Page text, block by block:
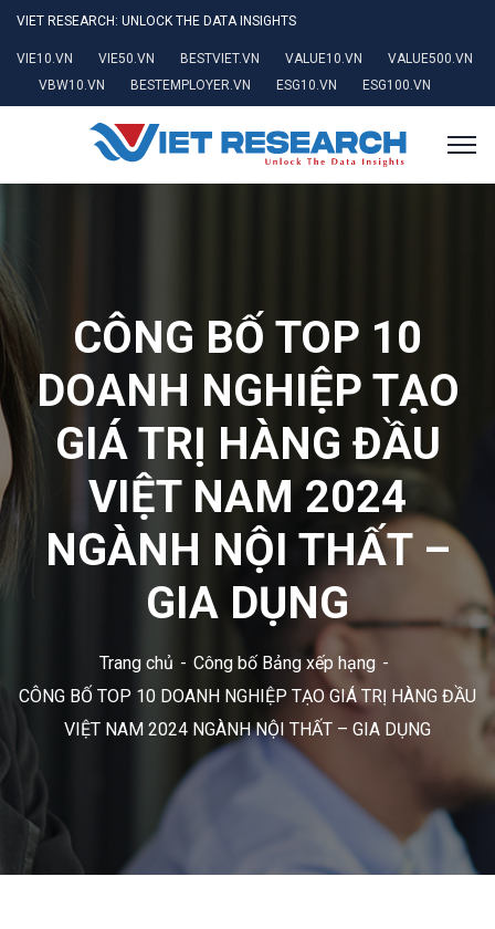
VIET RESEARCH: UNLOCK THE DATA INSIGHTS
VIE10.VN VIE50.VN BESTVIET.VN VALUE10.VN
VALUE500.VN
VBW10.VN
BESTEMPLOYER.VN ESG10.VN ESG100.VN
CÔNG BỐ TOP 10
DOANH NGHIỆP TẠO
GIÁ TRỊ HÀNG ĐẦU
VIỆT NAM 2024
NGÀNH NỘI THẤT –
GIA DỤNG
Trang chủ
Công bố Bảng xếp hạng
CÔNG BỐ TOP 10 DOANH NGHIỆP TẠO GIÁ TRỊ HÀNG ĐẦU
VIỆT NAM 2024 NGÀNH NỘI THẤT – GIA DỤNG